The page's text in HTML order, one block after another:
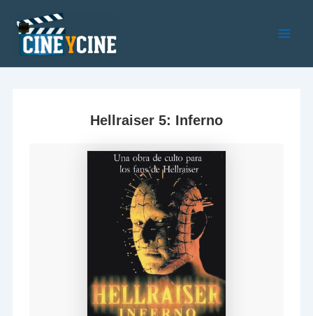
contenido
Hellraiser 5: Inferno